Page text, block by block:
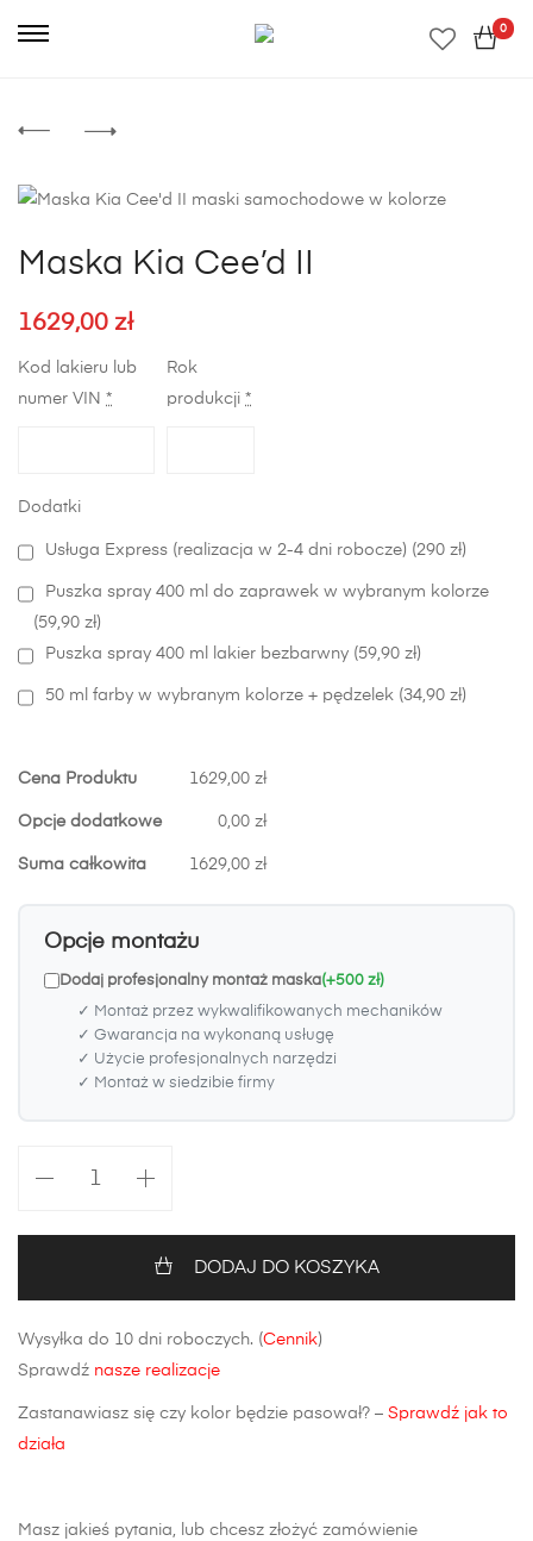
0
Maska Kia Cee’d II
1629,00 zł
Kod lakieru lub
numer VIN *
Rok
produkcji *
Dodatki
Usługa Express (realizacja w 2-4 dni robocze) (290 zł)
Puszka spray 400 ml do zaprawek w wybranym kolorze
(59,90 zł)
Puszka spray 400 ml lakier bezbarwny (59,90 zł)
50 ml farby w wybranym kolorze + pędzelek (34,90 zł)
Cena Produktu 1629,00 zł
Opcje dodatkowe 0,00 zł
Suma całkowita 1629,00 zł
Opcje montażu
Dodaj profesjonalny montaż maska(+500 zł)
✓ Montaż przez wykwalifikowanych mechaników
✓ Gwarancja na wykonaną usługę
✓ Użycie profesjonalnych narzędzi
✓ Montaż w siedzibie firmy
DODAJ DO KOSZYKA
Wysyłka do 10 dni roboczych. (Cennik)
Sprawdź nasze realizacje
Zastanawiasz się czy kolor będzie pasował? – Sprawdź jak to
działa
Masz jakieś pytania, lub chcesz złożyć zamówienie